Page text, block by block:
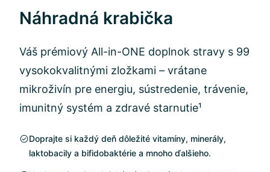
Náhradná krabička
Váš prémiový All-in-ONE doplnok stravy s 99
vysokokvalitnými zložkami – vrátane
mikroživín pre energiu, sústredenie, trávenie,
imunitný systém a zdravé starnutie¹
Doprajte si každý deň dôležité vitamíny, minerály,
laktobacily a bifidobaktérie a mnoho ďalšieho.